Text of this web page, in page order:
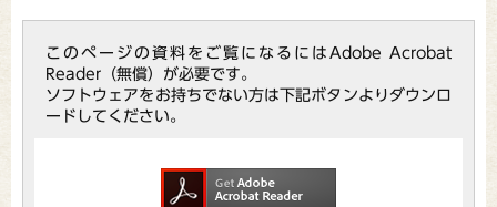
このページの資料をご覧になるにはAdobe Acrobat
Reader（無償）が必要です。
ソフトウェアをお持ちでない方は下記ボタンよりダウンロ
ードしてください。